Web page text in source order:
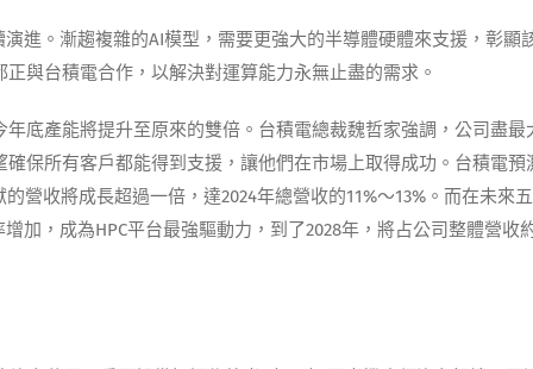
進。漸趨複雜的AI模型，需要更強大的半導體硬體來支援，彰顯
與台積電合作，以解決對運算能力永無止盡的需求。
底產能將提升至原來的雙倍。台積電總裁魏哲家強調，公司盡最
保所有客戶都能得到支援，讓他們在市場上取得成功。台積電預
營收將成長超過一倍，達2024年總營收的11%～13%。而在未來五
加，成為HPC平台最強驅動力，到了2028年，將占公司整體營收